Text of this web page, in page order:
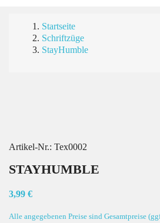
Startseite
Schriftzüge
StayHumble
Artikel-Nr.: Tex0002
STAYHUMBLE
3,99 €
Alle angegebenen Preise sind Gesamtpreise